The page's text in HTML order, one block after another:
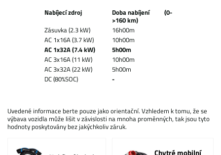
Nabíjecí zdroj
Doba nabíjení (0-
>160 km)
Zásuvka (2.3 kW)
16h00m
AC 1x16A (3.7 kW)
10h00m
AC 1x32A (7.4 kW)
5h00m
AC 3x16A (11 kW)
10h00m
AC 3x32A (22 kW)
5h00m
DC (80%SOC)
-
Uvedené informace berte pouze jako orientační. Vzhledem k tomu, že se
výbava vozidla může lišit v závislosti na mnoha proměnných, tak jsou tyto
hodnoty poskytovány bez jakýchkoliv záruk.
Chytré mobilní